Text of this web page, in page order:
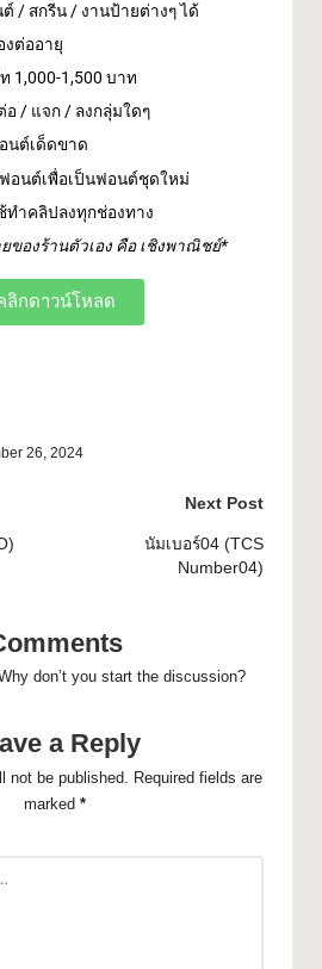
/ สกรีน / งานป้ายต่างๆ ได้
งต่ออายุ
1,000-1,500 บาท
/ แจก / ลงกลุ่มใดๆ
นต์เด็ดขาด
อนต์เพื่อเป็นฟอนต์ชุดใหม่
ำคลิปลงทุกช่องทาง
ของร้านตัวเอง คือ เชิงพาณิชย์*
ลิกดาวน์โหลด
26, 2024
Next Post
นัมเบอร์04 (TCS
Number04)
don’t you start the discussion?
a Reply
not be published. Required fields are
marked *